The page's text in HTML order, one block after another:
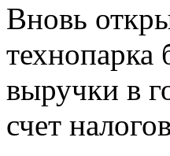
Вновь
технопарка
выручки в
счет